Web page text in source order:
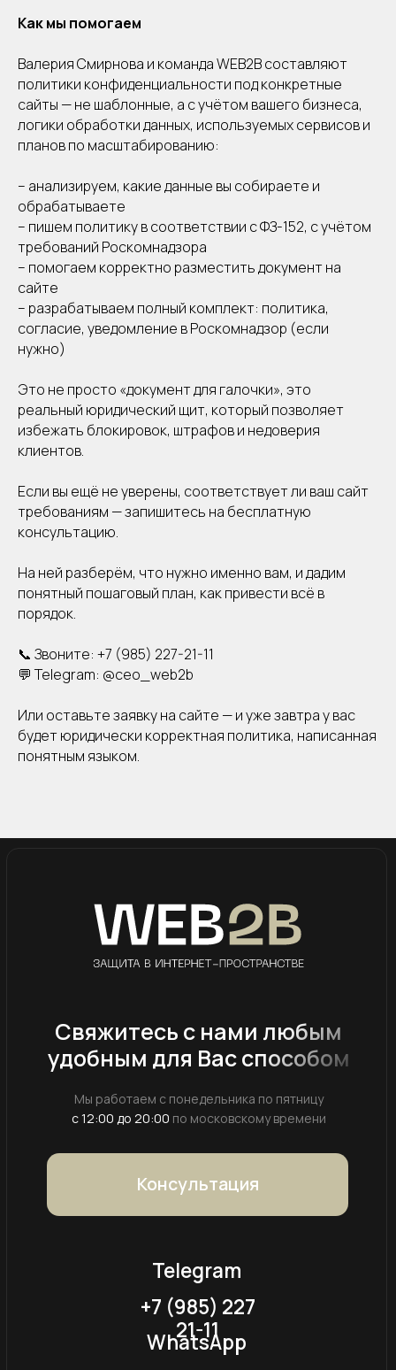
Как мы помогаем
Валерия Смирнова и команда WEB2B составляют
политики конфиденциальности под конкретные
сайты — не шаблонные, а с учётом вашего бизнеса,
логики обработки данных, используемых сервисов и
планов по масштабированию:
– анализируем, какие данные вы собираете и
обрабатываете
– пишем политику в соответствии с ФЗ-152, с учётом
требований Роскомнадзора
– помогаем корректно разместить документ на
сайте
– разрабатываем полный комплект: политика,
согласие, уведомление в Роскомнадзор (если
нужно)
Это не просто «документ для галочки», это
реальный юридический щит, который позволяет
избежать блокировок, штрафов и недоверия
клиентов.
Если вы ещё не уверены, соответствует ли ваш сайт
требованиям — запишитесь на бесплатную
консультацию.
На ней разберём, что нужно именно вам, и дадим
понятный пошаговый план, как привести всё в
порядок.
📞 Звоните: +7 (985) 227-21-11
💬 Telegram: @ceo_web2b
Или оставьте заявку на сайте — и уже завтра у вас
будет юридически корректная политика, написанная
понятным языком.
+7 (985) 227
21-11
WhatsApp
Публичная оферта
© 2024 Юридические услуги по разблокировке сайтов,
защите чести, достоинства и деловой репутации
ИП Смирнова Валерия Валентиновна
(ИНН 594810507220, ОГРНИП 323595800079154)
Нажимая кнопку «Подтвердить»